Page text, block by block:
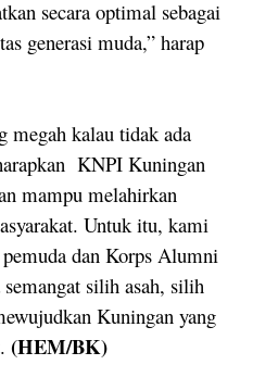
secara optimal sebagai
generasi muda,” harap
megah kalau tidak ada
KNPI Kuningan
mampu melahirkan
Untuk itu, kami
dan Korps Alumni
silih asah, silih
Kuningan yang
(HEM/BK)